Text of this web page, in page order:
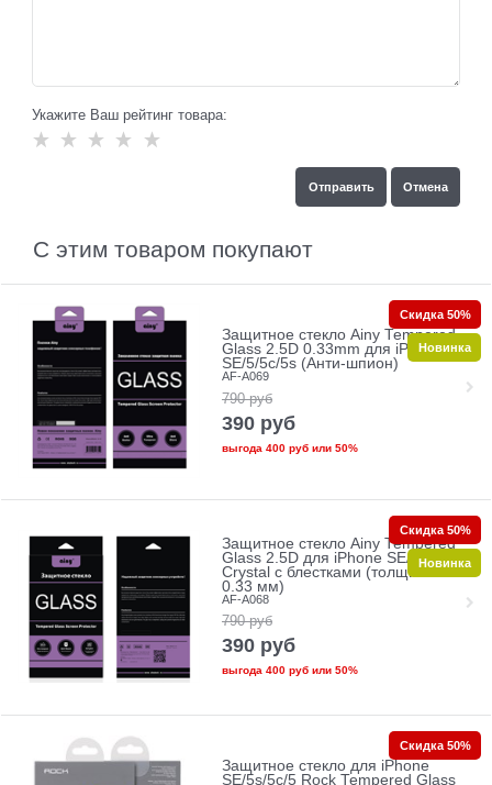
Укажите Ваш рейтинг товара:
С этим товаром покупают
Защитное стекло Ainy Tempered
Glass 2.5D 0.33mm для iPhone
SE/5/5c/5s (Анти-шпион)
AF-A069
790 руб
390 руб
выгода 400 рубили 50%
Скидка 50%
Новинка
Защитное стекло Ainy Tempered
Glass 2.5D для iPhone SE/5/5c/5s
Crystal с блестками (толщина
0.33 мм)
AF-A068
790 руб
390 руб
выгода 400 рубили 50%
Скидка 50%
Новинка
Защитное стекло для iPhone
SE/5s/5с/5 Rock Tempered Glass
Скидка 50%